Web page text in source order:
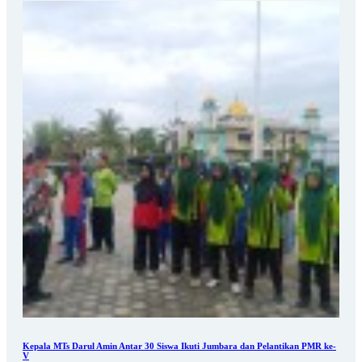
Kepala MTs Darul Amin Antar 30 Siswa Ikuti Jumbara dan Pelantikan PMR ke-
V